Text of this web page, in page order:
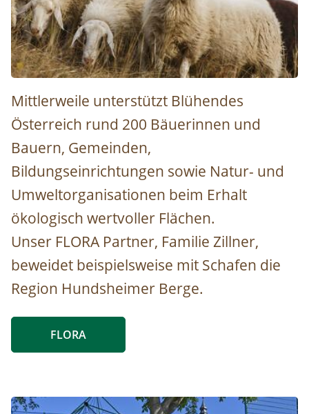
Schafe auf der Weide © Günther Linshalm
Mittlerweile unterstützt Blühendes
Österreich rund 200 Bäuerinnen und
Bauern, Gemeinden,
Bildungseinrichtungen sowie Natur- und
Umweltorganisationen beim Erhalt
ökologisch wertvoller Flächen.
Unser FLORA Partner, Familie Zillner,
beweidet beispielsweise mit Schafen die
Region Hundsheimer Berge.
FLORA